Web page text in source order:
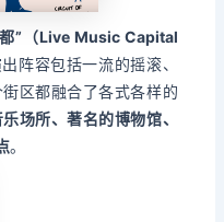
”（Live Music Capital
阵容包括一流的摇滚、
区都融合了各式各样的
场所、著名的博物馆、
。